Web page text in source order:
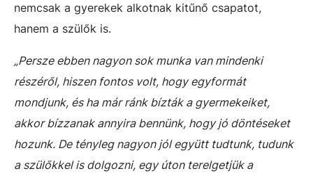
nemcsak a gyerekek alkotnak kitűnő csapatot,
hanem a szülők is.
„Persze ebben nagyon sok munka van mindenki
részéről, hiszen fontos volt, hogy egyformát
mondjunk, és ha már ránk bízták a gyermekeiket,
akkor bízzanak annyira bennünk, hogy jó döntéseket
hozunk. De tényleg nagyon jól együtt tudtunk, tudunk
a szülőkkel is dolgozni, egy úton terelgetjük a